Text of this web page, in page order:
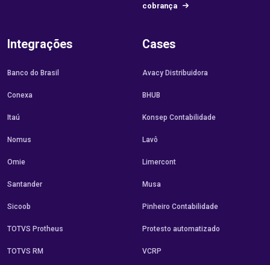
cobrança
Integrações
Banco do Brasil
Conexa
Itaú
Nomus
Omie
Santander
Sicoob
TOTVS Protheus
TOTVS RM
Cases
Avacy Distribuidora
BHUB
Konsep Contabilidade
Lavô
Limercont
Musa
Pinheiro Contabilidade
Protesto automatizado
VCRP